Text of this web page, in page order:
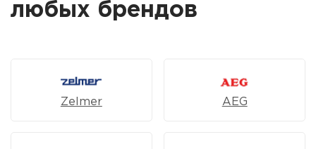
любых брендов
Zelmer AEG